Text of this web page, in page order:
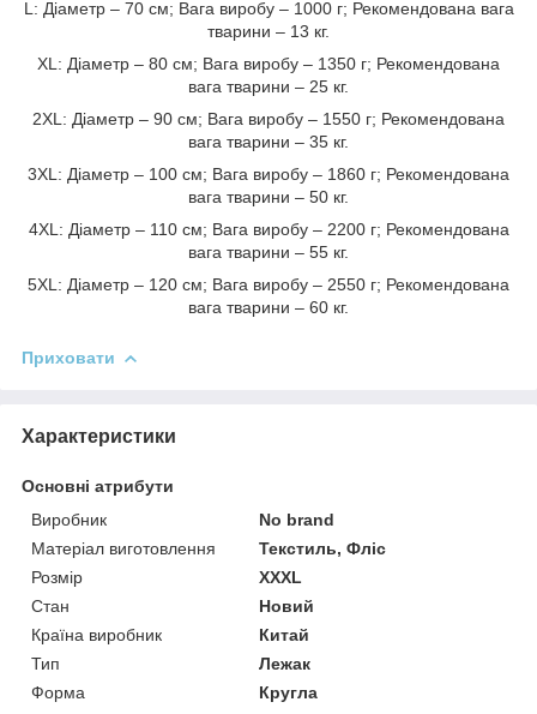
L: Діаметр – 70 см; Вага виробу – 1000 г; Рекомендована вага
тварини – 13 кг.
XL: Діаметр – 80 см; Вага виробу – 1350 г; Рекомендована
вага тварини – 25 кг.
2XL: Діаметр – 90 см; Вага виробу – 1550 г; Рекомендована
вага тварини – 35 кг.
3XL: Діаметр – 100 см; Вага виробу – 1860 г; Рекомендована
вага тварини – 50 кг.
4XL: Діаметр – 110 см; Вага виробу – 2200 г; Рекомендована
вага тварини – 55 кг.
5XL: Діаметр – 120 см; Вага виробу – 2550 г; Рекомендована
вага тварини – 60 кг.
Приховати
Характеристики
Основні атрибути
Виробник
No brand
Матеріал виготовлення
Текстиль, Фліс
Розмір
XXXL
Стан
Новий
Країна виробник
Китай
Тип
Лежак
Форма
Кругла